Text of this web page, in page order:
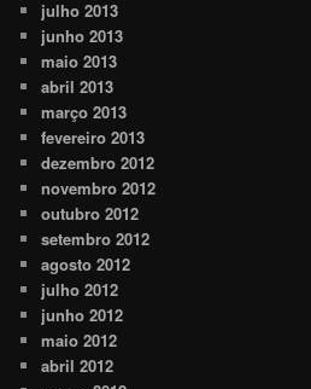
julho 2013
junho 2013
maio 2013
abril 2013
março 2013
fevereiro 2013
dezembro 2012
novembro 2012
outubro 2012
setembro 2012
agosto 2012
julho 2012
junho 2012
maio 2012
abril 2012